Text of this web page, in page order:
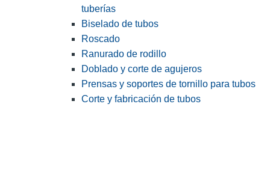
tuberías
Biselado de tubos
Roscado
Ranurado de rodillo
Doblado y corte de agujeros
Prensas y soportes de tornillo para tubos
Corte y fabricación de tubos